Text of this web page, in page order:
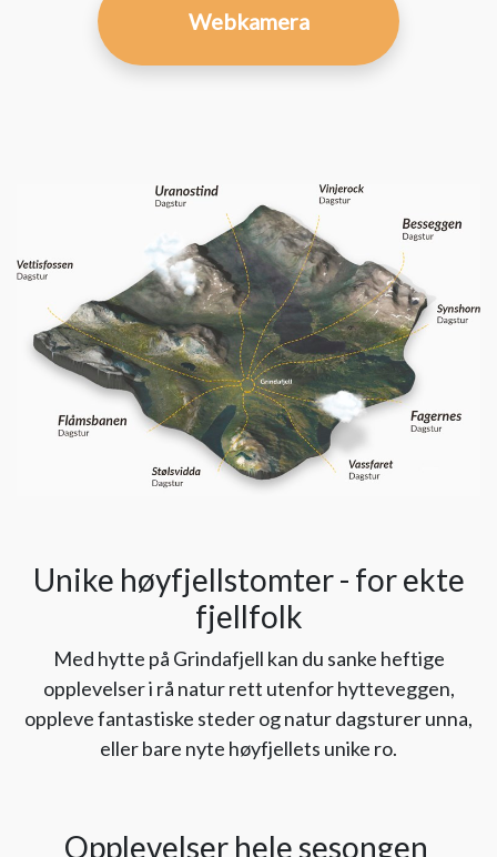
Webkamera
Unike høyfjellstomter - for ekte
fjellfolk
Med hytte på Grindafjell kan du sanke heftige
opplevelser i rå natur rett utenfor hytteveggen,
oppleve fantastiske steder og natur dagsturer unna,
eller bare nyte høyfjellets unike ro.
Opplevelser hele sesongen